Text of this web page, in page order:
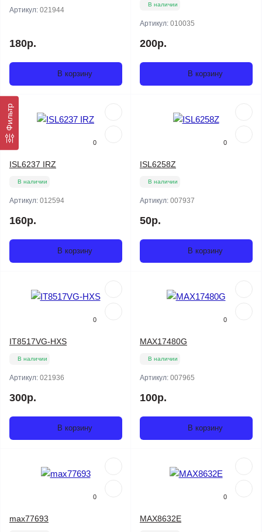
Фильтр
Артикул: 021944
180р.
В корзину
В наличии
Артикул: 010035
200р.
В корзину
0
ISL6237 IRZ
В наличии
Артикул: 012594
160р.
В корзину
0
ISL6258Z
В наличии
Артикул: 007937
50р.
В корзину
0
IT8517VG-HXS
В наличии
Артикул: 021936
300р.
В корзину
0
MAX17480G
В наличии
Артикул: 007965
100р.
В корзину
0
max77693
0
MAX8632E